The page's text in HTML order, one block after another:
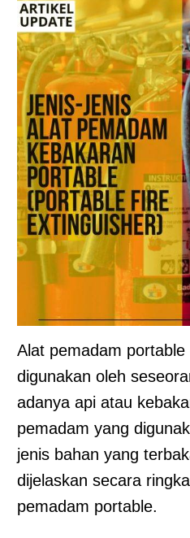
Alat pemadam portable
digunakan oleh
adanya api atau
pemadam yang
jenis bahan yang
dijelaskan secara
pemadam portable.